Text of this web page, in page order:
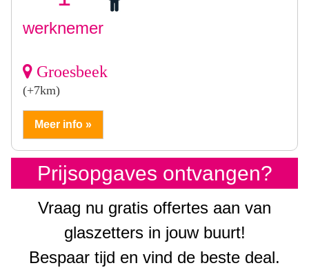
werknemer
Groesbeek
(+7km)
Meer info »
Prijsopgaves ontvangen?
Vraag nu gratis offertes aan van
glaszetters in jouw buurt!
Bespaar tijd en vind de beste deal.